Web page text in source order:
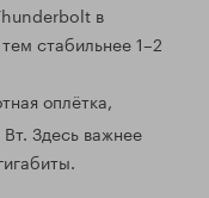
в
стабильнее 1–2
оплётка,
Здесь важнее